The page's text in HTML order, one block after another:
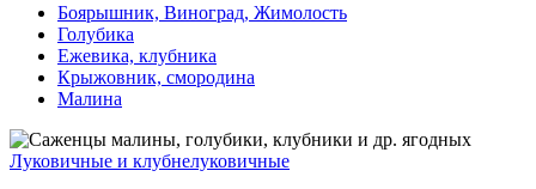
Боярышник, Виноград, Жимолость
Голубика
Ежевика, клубника
Крыжовник, смородина
Малина
Луковичные и клубнелуковичные